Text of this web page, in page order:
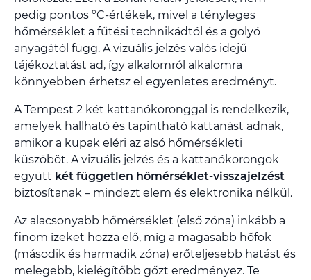
pedig pontos °C-értékek, mivel a tényleges
hőmérséklet a fűtési technikádtól és a golyó
anyagától függ. A vizuális jelzés valós idejű
tájékoztatást ad, így alkalomról alkalomra
könnyebben érhetsz el egyenletes eredményt.
A Tempest 2 két kattanókoronggal is rendelkezik,
amelyek hallható és tapintható kattanást adnak,
amikor a kupak eléri az alsó hőmérsékleti
küszöböt. A vizuális jelzés és a kattanókorongok
együtt két független hőmérséklet-visszajelzést
biztosítanak – mindezt elem és elektronika nélkül.
Az alacsonyabb hőmérséklet (első zóna) inkább a
finom ízeket hozza elő, míg a magasabb hőfok
(második és harmadik zóna) erőteljesebb hatást és
melegebb, kielégítőbb gőzt eredményez. Te